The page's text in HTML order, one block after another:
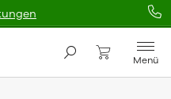
Menü